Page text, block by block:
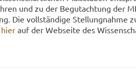
und zu der Be­gut­ach­tung der
Die voll­stän­di­ge
hierauf der Web­sei­te des